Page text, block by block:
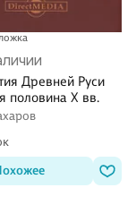
Древней Руси
половина X вв.